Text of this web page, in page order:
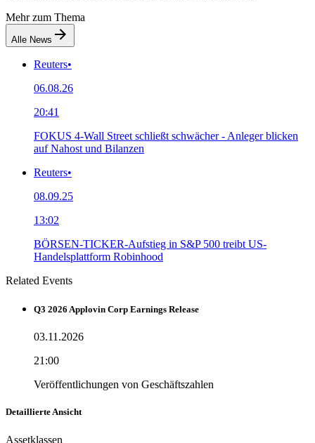
Mehr zum Thema
Alle News
Reuters•
06.08.26
20:41
FOKUS 4-Wall Street schließt schwächer - Anleger blicken
auf Nahost und Bilanzen
Reuters•
08.09.25
13:02
BÖRSEN-TICKER-Aufstieg in S&P 500 treibt US-
Handelsplattform Robinhood
Related Events
Q3 2026 Applovin Corp Earnings Release
03.11.2026
21:00
Veröffentlichungen von Geschäftszahlen
Detaillierte Ansicht
Assetklassen